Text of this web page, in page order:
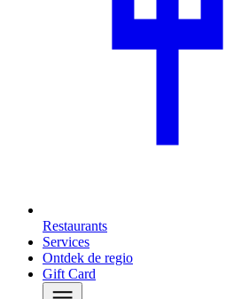
Restaurants
Services
Ontdek de regio
Gift Card